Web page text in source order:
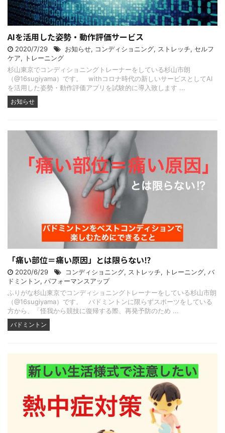
AIを活用した姿勢・動作評価サービス
2020/7/29 お知らせ, コンディショニング, ストレッチ, セルフ
ケア, トレーニング
杉山東京でコンディショニングトレーナーをしている杉山市朗
（@16sugiyama）です。 withコロナ時代の新しいサービスとしてAI
を活用した姿勢・動作評価アプリを試験的に導入致します ...
お知らせ
「痛い部位＝痛い原因」とは限らない⁉
2020/6/29 コンディショニング, ストレッチ, トレーニング, バ
ドミントン, パフォーマンスアップ
ふりがな杉山東京でコンディショニングトレーナーをしている杉山市朗
（@16sugiyama）です。 バドミントンに限らずスポーツをしている
方から、「怪我から競技に復帰する際、再発予防のため ...
バドミントン